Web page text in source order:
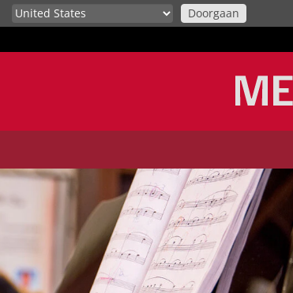
Doorgaan